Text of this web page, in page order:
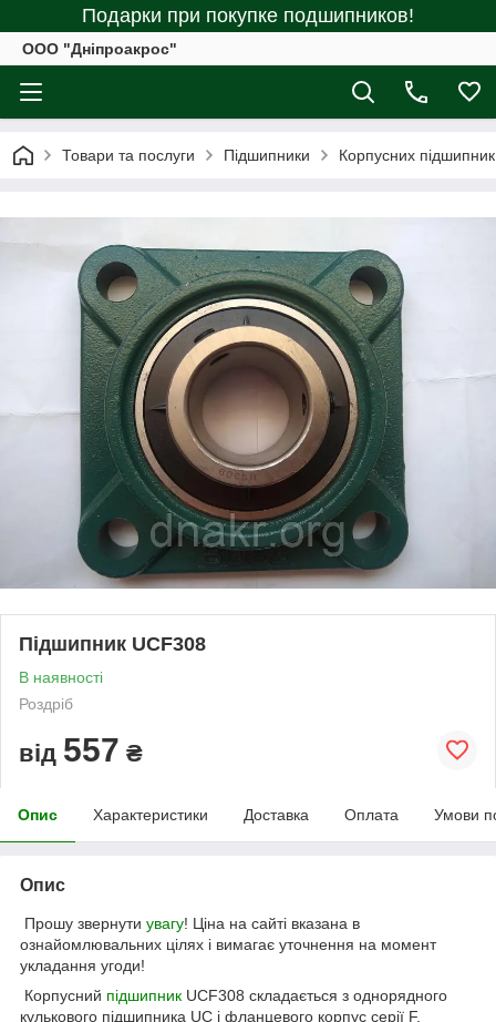
Подарки при покупке подшипников!
ООО "Дніпроакрос"
Товари та послуги Підшипники Корпусних підшипник
Підшипник UCF308
В наявності
Роздріб
від 557 ₴
Опис Характеристики Доставка Оплата Умови
Опис
Прошу звернути увагу! Ціна на сайті вказана в
ознайомлювальних цілях і вимагає уточнення на момент
укладання угоди!
Корпусний підшипник UCF308 складається з однорядного
кулькового підшипника UC і фланцевого корпус серії F.